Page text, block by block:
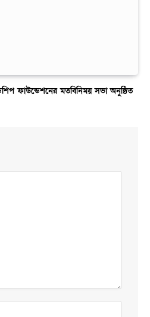
ফাউন্ডেশনের মতবিনিময় সভা অনুষ্ঠিত